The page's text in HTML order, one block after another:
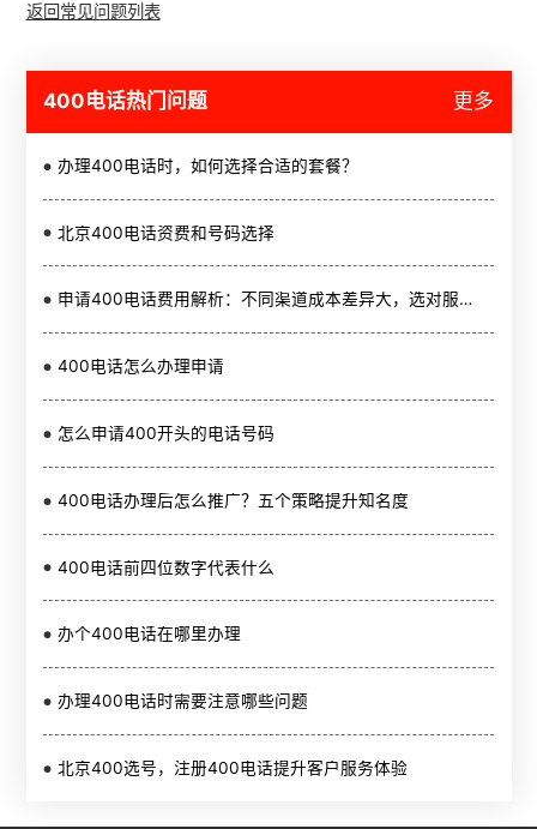
返回常见问题列表
400电话热门问题 更多
办理400电话时，如何选择合适的套餐？
北京400电话资费和号码选择
申请400电话费用解析：不同渠道成本差异大，选对服务商更省钱
400电话怎么办理申请
怎么申请400开头的电话号码
400电话办理后怎么推广？五个策略提升知名度
400电话前四位数字代表什么
办个400电话在哪里办理
办理400电话时需要注意哪些问题
北京400选号，注册400电话提升客户服务体验